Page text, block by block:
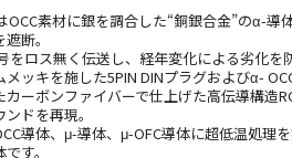
素材に銀を調合した“銅銀合金”のα-導
断。
ロス無く伝送し、経年変化による劣化を
ッキを施した5PIN DINプラグおよびα-
ーボンファイバーで仕上げた高伝導構造
ドを再現。
導体、μ-導体、μ-OFC導体に超低温処理
す。